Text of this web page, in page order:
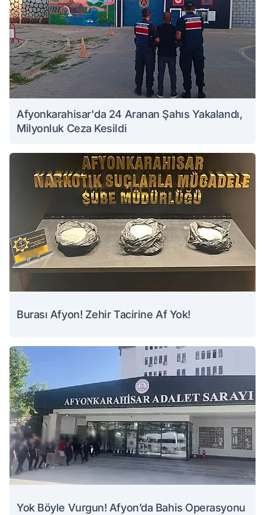
Afyonkarahisar'da 24 Aranan Şahıs Yakalandı,
Milyonluk Ceza Kesildi
Burası Afyon! Zehir Tacirine Af Yok!
Yok Böyle Vurgun! Afyon’da Bahis Operasyonu